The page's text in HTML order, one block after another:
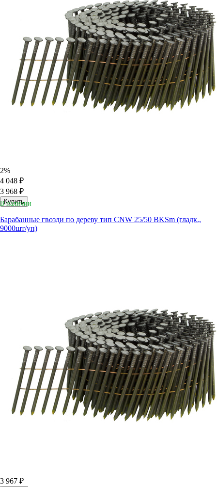
2%
4 048 ₽
3 968 ₽
Купить
В наличии
Барабанные гвозди по дереву тип CNW 25/50 BKSm (гладк.,
9000шт/уп)
3 967 ₽